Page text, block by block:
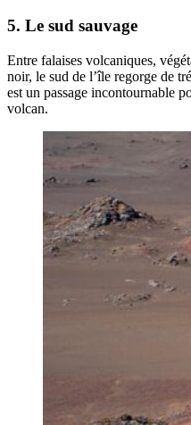
5. Le sud sauvage
Entre falaises volcaniques,
noir, le sud de l’île regorge de
est un passage incontournable
volcan.